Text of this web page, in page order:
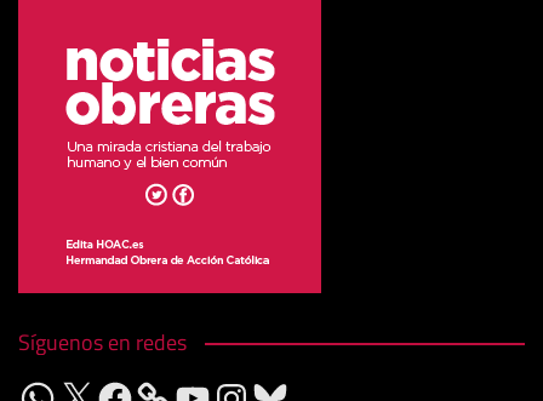
Síguenos en redes
WhatsApp
X Facebook YouTubeInstagram
Bluesky